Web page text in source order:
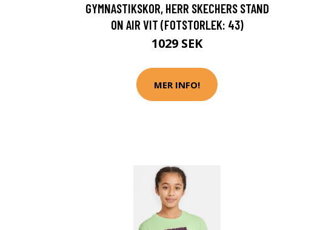
GYMNASTIKSKOR, HERR SKECHERS STAND
ON AIR VIT (FOTSTORLEK: 43)
1029 SEK
MER INFO!